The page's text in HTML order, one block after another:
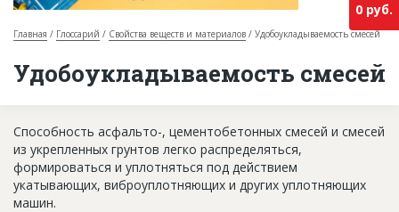
О проекте
База строящихся объектов
Инвестпроекты
Глоссарий
Главная Глоссарий Свойства веществ и материалов Удобоукладываемость смесей
Удобоукладываемость смесей
0 руб.
Способность асфальто-, цементобетонных смесей и смесей
из укрепленных грунтов легко распределяться,
формироваться и уплотняться под действием
укатывающих, виброуплотняющих и других уплотняющих
машин.